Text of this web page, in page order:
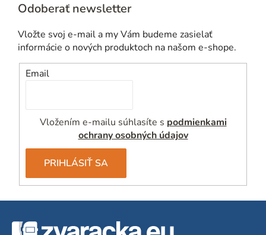
Odoberať newsletter
Vložte svoj e-mail a my Vám budeme zasielať
informácie o nových produktoch na našom e-shope.
Email
Vložením e-mailu súhlasíte s podmienkami
ochrany osobných údajov
PRIHLÁSIŤ SA